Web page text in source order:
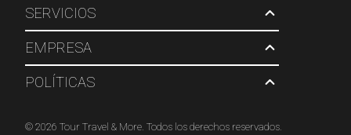
SERVICIOS
EMPRESA
POLÍTICAS
© 2026 Tour Travel & More. Todos los derechos reservados.